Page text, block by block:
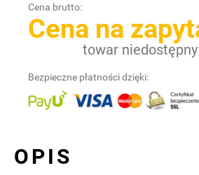
Cena brutto:
Cena na
towar niedostępny
Bezpieczne płatności dzięki:
OPIS